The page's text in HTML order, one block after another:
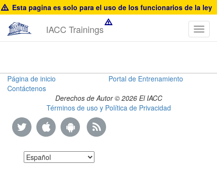
Esta pagina es solo para el uso de los funcionarios de la ley
IACC Trainings
US
Customs
Training
Guide
Página de inicio
Portal de Entrenamiento
Contáctenos
Derechos de Autor © 2026 El IACC
Términos de uso y Política de Privacidad